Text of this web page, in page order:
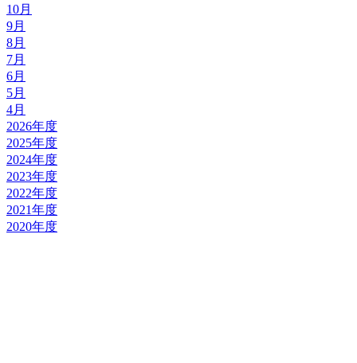
10月
9月
8月
7月
6月
5月
4月
2026年度
2025年度
2024年度
2023年度
2022年度
2021年度
2020年度